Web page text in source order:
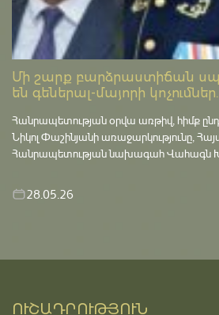
Մի շարք բարձրաստիճան
են գեներալ-մայորի
Հանրապետության օրվա առթիվ, հիմք
Նիկոլ Փաշինյանի առաջարկությունը,
Հանրապետության նախագահ Վահագն
28.05.26
ՈՒՇԱԴՐՈՒԹՅՈՒՆ